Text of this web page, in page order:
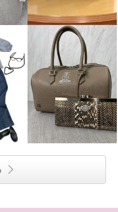
ヤマト屋 ポリカーボネイト
成皮革使用 超軽量・洗える
ィバッグ “ラビラビシリーズ”
ム